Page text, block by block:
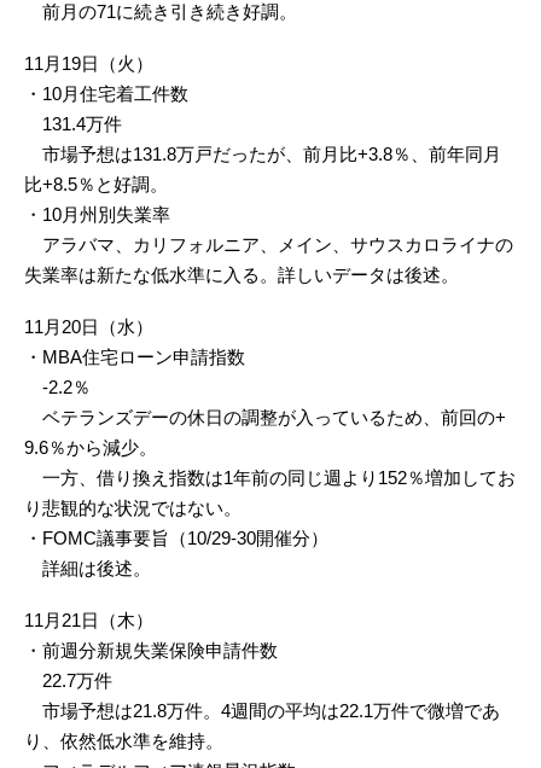
前月の71に続き引き続き好調。
11月19日（火）
・10月住宅着工件数
131.4万件
市場予想は131.8万戸だったが、前月比+3.8％、前年同月
比+8.5％と好調。
・10月州別失業率
アラバマ、カリフォルニア、メイン、サウスカロライナの
失業率は新たな低水準に入る。詳しいデータは後述。
11月20日（水）
・MBA住宅ローン申請指数
-2.2％
ベテランズデーの休日の調整が入っているため、前回の+
9.6％から減少。
一方、借り換え指数は1年前の同じ週より152％増加してお
り悲観的な状況ではない。
・FOMC議事要旨（10/29-30開催分）
詳細は後述。
11月21日（木）
・前週分新規失業保険申請件数
22.7万件
市場予想は21.8万件。4週間の平均は22.1万件で微増であ
り、依然低水準を維持。